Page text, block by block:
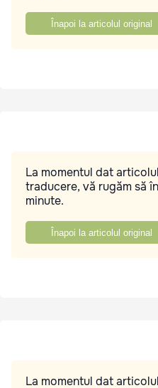
Înapoi la articolul original
La momentul dat
traducere, vă rugăm să
minute.
Înapoi la articolul original
La momentul dat